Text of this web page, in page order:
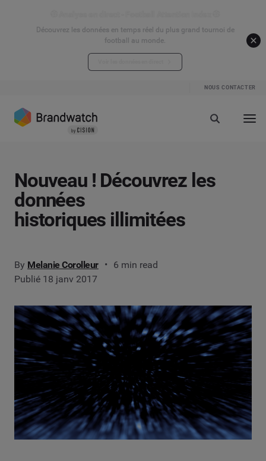
Découvrez les données en temps réel du plus grand tournoi de
football au monde.
NOUS CONTACTER
Nouveau ! Découvrez les
données
historiques illimitées
By Melanie Corolleur
6 min read
Publié 18 janv 2017